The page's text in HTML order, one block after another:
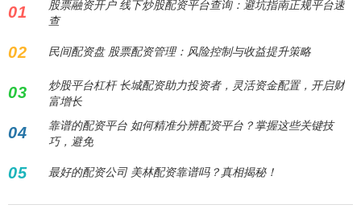
01
股票融资开户 线下炒股配资平台查询：避坑指南正规平台速
查
02 民间配资盘 股票配资管理：风险控制与收益提升策略
03
炒股平台杠杆 长城配资助力投资者，灵活资金配置，开启财
富增长
04
靠谱的配资平台 如何精准分辨配资平台？掌握这些关键技
巧，避免
05 最好的配资公司 美林配资靠谱吗？真相揭秘！